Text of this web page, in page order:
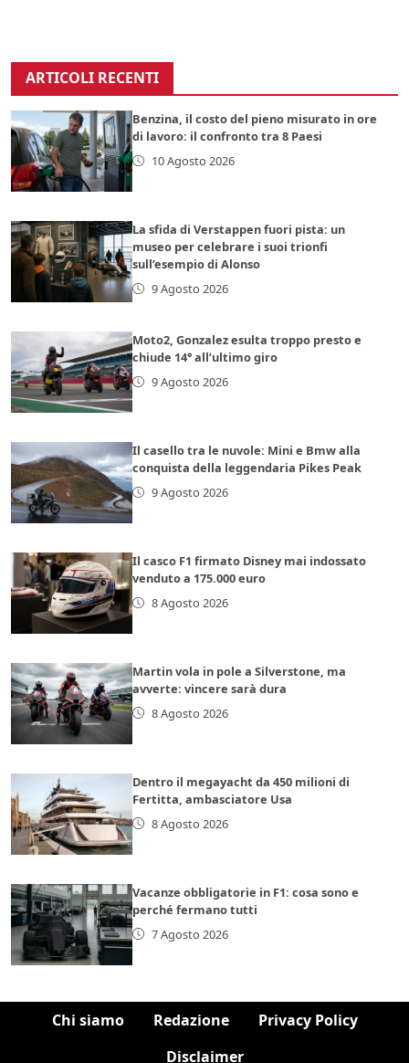
ARTICOLI RECENTI
Benzina, il costo del pieno misurato in ore
di lavoro: il confronto tra 8 Paesi
10 Agosto 2026
La sfida di Verstappen fuori pista: un
museo per celebrare i suoi trionfi
sull’esempio di Alonso
9 Agosto 2026
Moto2, Gonzalez esulta troppo presto e
chiude 14° all’ultimo giro
9 Agosto 2026
Il casello tra le nuvole: Mini e Bmw alla
conquista della leggendaria Pikes Peak
9 Agosto 2026
Il casco F1 firmato Disney mai indossato
venduto a 175.000 euro
8 Agosto 2026
Martin vola in pole a Silverstone, ma
avverte: vincere sarà dura
8 Agosto 2026
Dentro il megayacht da 450 milioni di
Fertitta, ambasciatore Usa
8 Agosto 2026
Vacanze obbligatorie in F1: cosa sono e
perché fermano tutti
7 Agosto 2026
Chi siamo Redazione
Privacy Policy
Disclaimer